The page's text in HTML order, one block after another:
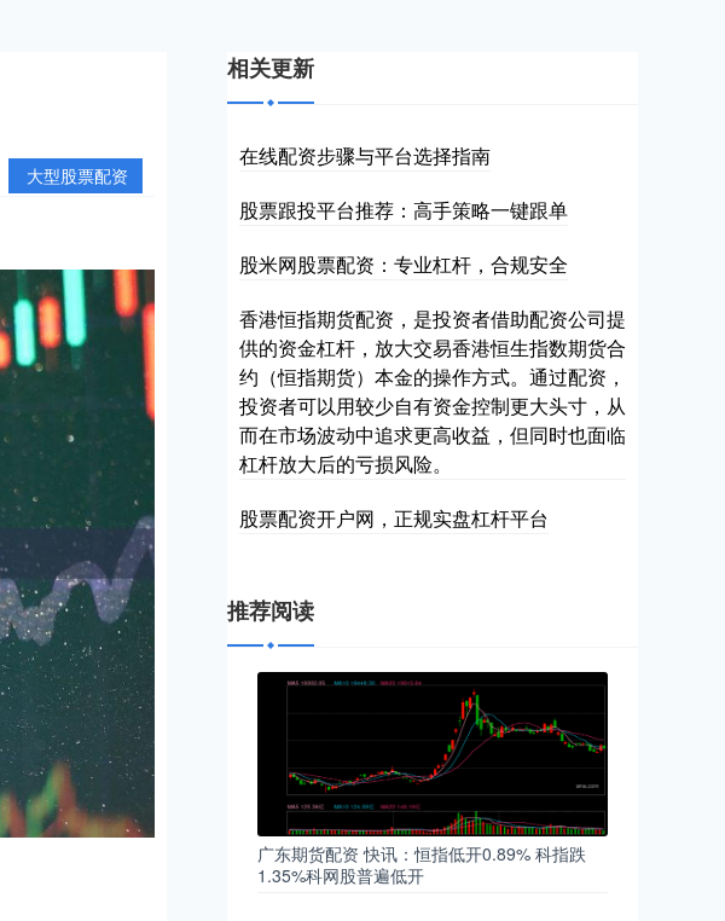
大型股票配资
相关更新
在线配资步骤与平台选择指南
股票跟投平台推荐：高手策略一键跟单
股米网股票配资：专业杠杆，合规安全
香港恒指期货配资，是投资者借助配资公司提
供的资金杠杆，放大交易香港恒生指数期货合
约（恒指期货）本金的操作方式。通过配资，
投资者可以用较少自有资金控制更大头寸，从
而在市场波动中追求更高收益，但同时也面临
杠杆放大后的亏损风险。
股票配资开户网，正规实盘杠杆平台
推荐阅读
广东期货配资 快讯：恒指低开0.89% 科指跌
1.35%科网股普遍低开